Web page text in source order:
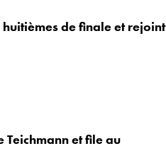
de finale et rejoint
Teichmann et file au